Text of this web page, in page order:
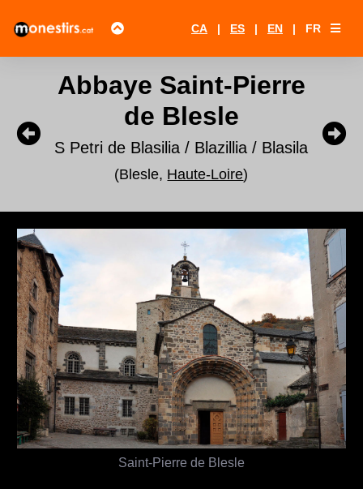
CA | ES | EN | FR
Abbaye Saint-Pierre
de Blesle
S Petri de Blasilia / Blazillia / Blasila
(Blesle, Haute-Loire)
Saint-Pierre de Blesle